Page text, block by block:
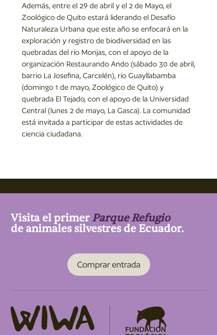
Además, entre el 29 de abril y el 2 de Mayo, el
Zoológico de Quito estará liderando el Desafío
Naturaleza Urbana que este año se enfocará en la
exploración y registro de biodiversidad en las
quebradas del río Monjas, con el apoyo de la
organización Restaurando Ando (sábado 30 de abril,
barrio La Josefina, Carcelén), río Guayllabamba
(domingo 1 de mayo, Zoológico de Quito) y
quebrada El Tejado, con el apoyo de la Universidad
Central (lunes 2 de mayo, La Gasca). La comunidad
está invitada a participar de estas actividades de
ciencia ciudadana.
Visita el primer Parque Refugio
de animales silvestres de Ecuador.
Comprar entrada